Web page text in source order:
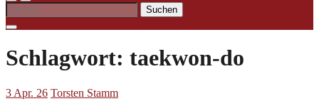
Suchen
nach:
Schlagwort: taekwon-do
3 Apr. 26 Torsten Stamm